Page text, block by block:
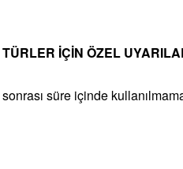
İÇİN ÖZEL
süre içinde